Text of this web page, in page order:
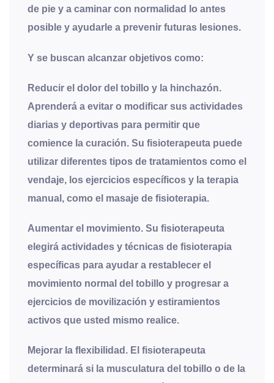
de pie y a caminar con normalidad lo antes
posible y ayudarle a prevenir futuras lesiones.
Y se buscan alcanzar objetivos como:
Reducir el dolor del tobillo y la hinchazón.
Aprenderá a evitar o modificar sus actividades
diarias y deportivas para permitir que
comience la curación. Su fisioterapeuta puede
utilizar diferentes tipos de tratamientos como el
vendaje, los ejercicios específicos y la terapia
manual, como el masaje de fisioterapia.
Aumentar el movimiento. Su fisioterapeuta
elegirá actividades y técnicas de fisioterapia
específicas para ayudar a restablecer el
movimiento normal del tobillo y progresar a
ejercicios de movilización y estiramientos
activos que usted mismo realice.
Mejorar la flexibilidad . El fisioterapeuta
determinará si la musculatura del tobillo o de la